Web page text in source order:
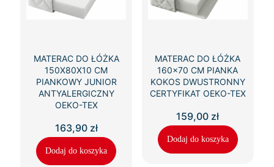
MATERAC DO ŁÓŻKA
150X80X10 CM
PIANKOWY JUNIOR
ANTYALERGICZNY
OEKO-TEX
163,90 zł
Dodaj do koszyka
MATERAC DO ŁÓŻKA
160×70 CM PIANKA
KOKOS DWUSTRONNY
CERTYFIKAT OEKO-TEX
159,00 zł
Dodaj do koszyka